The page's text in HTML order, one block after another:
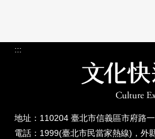
:::
地址：110204 臺北市信義區市府路
電話：1999(臺北市民當家熱線)，外